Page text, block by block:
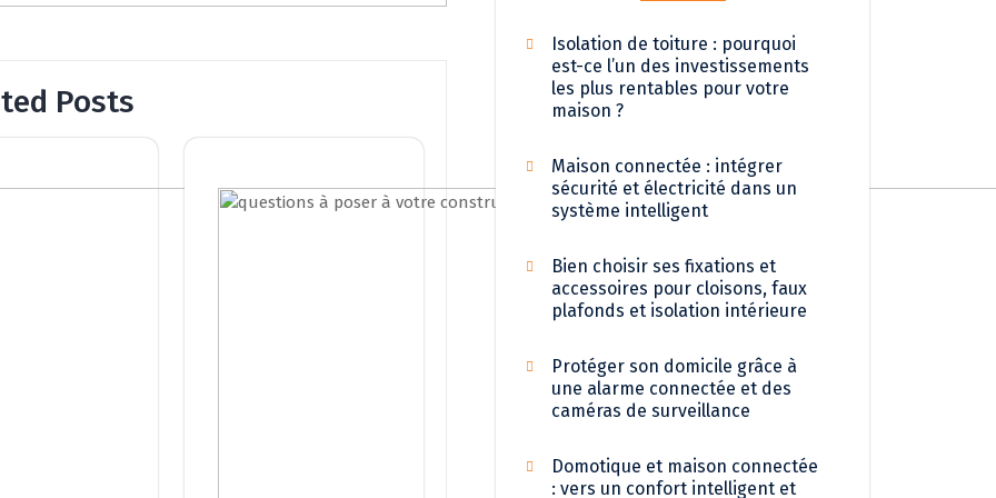
Posts
Isolation de toiture : pourquoi
est-ce l’un des investissements
les plus rentables pour votre
maison ?
Maison connectée : intégrer
sécurité et électricité dans un
système intelligent
Bien choisir ses fixations et
accessoires pour cloisons, faux
plafonds et isolation intérieure
Protéger son domicile grâce à
une alarme connectée et des
caméras de surveillance
Domotique et maison connectée
: vers un confort intelligent et